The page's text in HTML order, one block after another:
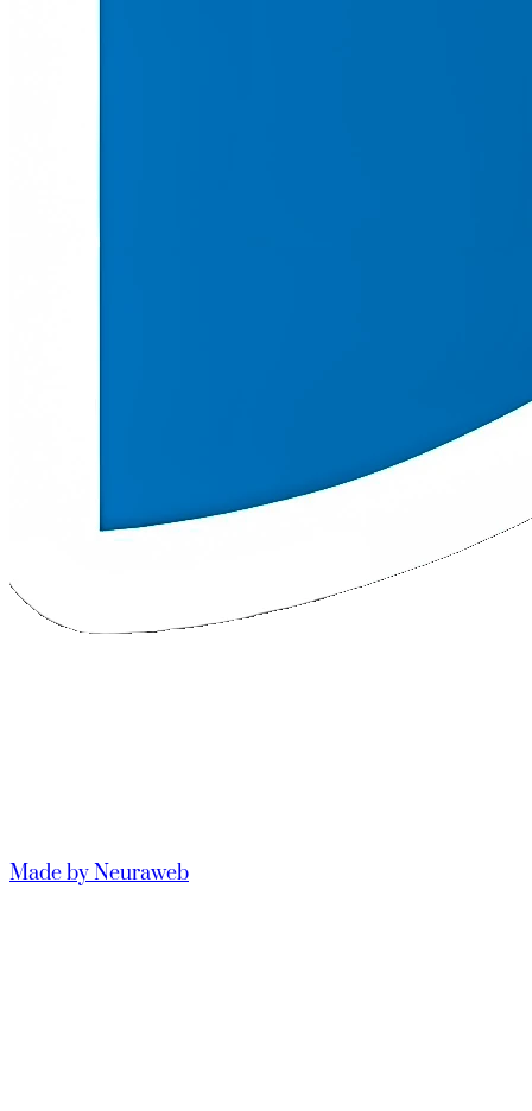
Made by Neuraweb